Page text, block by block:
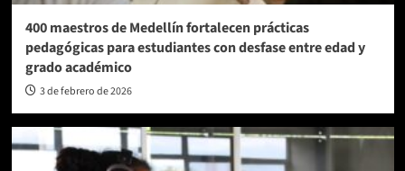
400 maestros de Medellín fortalecen prácticas
pedagógicas para estudiantes con desfase entre edad y
grado académico
3 de febrero de 2026